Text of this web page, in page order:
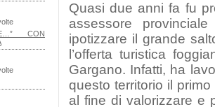
Quasi due anni fa fu
assessore
ipotizzare il grande
l’offerta turistica
Gargano. Infatti, ha
questo territorio il
al fine di valorizzare e